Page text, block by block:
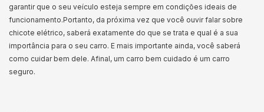
garantir que o seu veículo esteja sempre em condições ideais de
funcionamento.Portanto, da próxima vez que você ouvir falar sobre
chicote elétrico, saberá exatamente do que se trata e qual é a sua
importância para o seu carro. E mais importante ainda, você saberá
como cuidar bem dele. Afinal, um carro bem cuidado é um carro
seguro.